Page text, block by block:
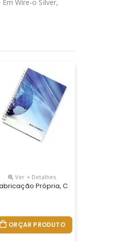
Wire-o Silver,
Em Uma Cor (frente
Miolo Com 96 Folhas
Cm. Capa Impressa Em 4 Cores,
15x21,18x25 E 21x28 Cm.
Do Seu
Ver + Detalhes
Própria, Cadernos
ORÇAR PRODUTO